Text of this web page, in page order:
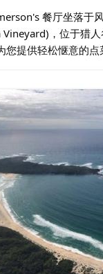
餐厅坐落于
，位于猎
您提供轻松惬意的